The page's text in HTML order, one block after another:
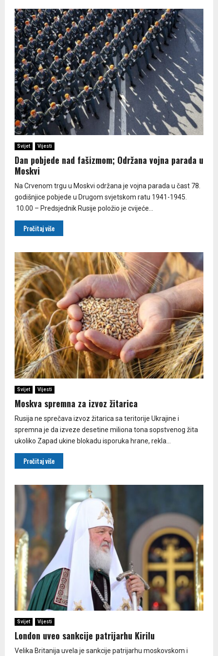
Svijet Vijesti
Dan pobjede nad fašizmom; Održana vojna parada u
Moskvi
Na Crvenom trgu u Moskvi održana je vojna parada u čast 78.
godišnjice pobjede u Drugom svjetskom ratu 1941-1945.
10.00 – Predsjednik Rusije položio je cvijeće...
Pročitaj više
Svijet Vijesti
Moskva spremna za izvoz žitarica
Rusija ne sprečava izvoz žitarica sa teritorije Ukrajine i
spremna je da izveze desetine miliona tona sopstvenog žita
ukoliko Zapad ukine blokadu isporuka hrane, rekla...
Pročitaj više
Svijet Vijesti
London uveo sankcije patrijarhu Kirilu
Velika Britanija uvela je sankcije patrijarhu moskovskom i